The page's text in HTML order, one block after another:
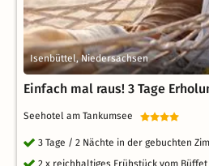
Isenbüttel, Niedersachsen
Einfach mal raus! 3 Tage
Seehotel am Tankumsee
3 Tage / 2 Nächte in der gebuchten
2 x reichhaltiges Frühstück vom Büffet